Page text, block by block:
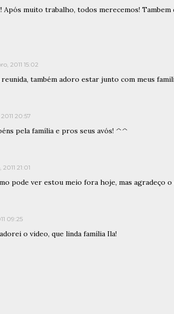
Após muito trabalho, todos merecemos!
2011 15:02
também adoro estar junto com meus
20:57
pela família e pros seus avós! ^^
21:01
pode ver estou meio fora hoje, mas agradeço
09:25
o video, que linda família Ila!